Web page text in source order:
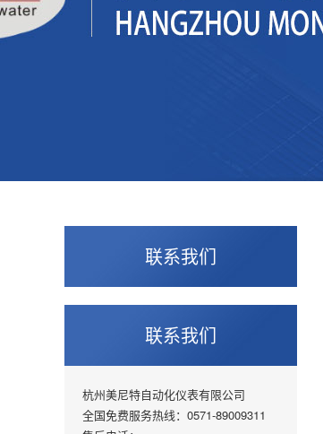
联系我们
联系我们
杭州美尼特自动化仪表有限公司
全国免费服务热线：0571-89009311